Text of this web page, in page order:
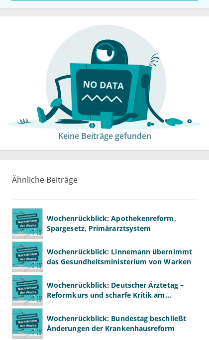
Keine Beiträge gefunden
Ähnliche Beiträge
Wochenrückblick: Apothekenreform,
Spargesetz, Primärarztsystem
Wochenrückblick: Linnemann übernimmt
das Gesundheitsministerium von Warken
Wochenrückblick: Deutscher Ärztetag –
Reformkurs und scharfe Kritik am
Wochenrückblick: Bundestag beschließt
Änderungen der Krankenhausreform